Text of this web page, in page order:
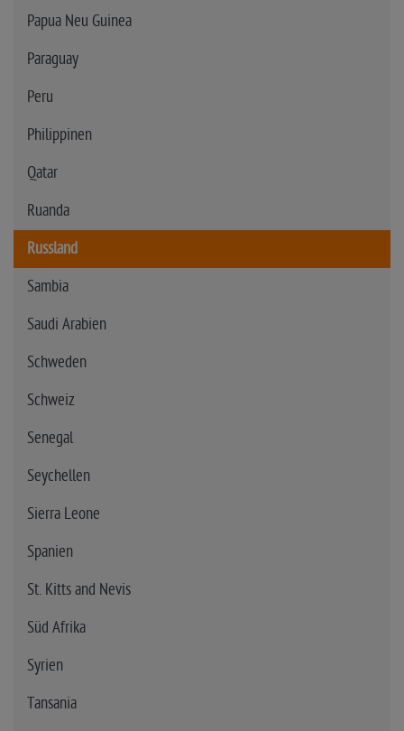
Papua Neu Guinea
Paraguay
Peru
Philippinen
Qatar
Ruanda
Russland
Sambia
Saudi Arabien
Schweden
Schweiz
Senegal
Seychellen
Sierra Leone
Spanien
St. Kitts and Nevis
Süd Afrika
Syrien
Tansania